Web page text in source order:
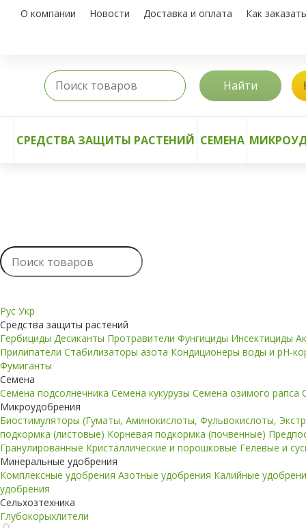
О компании Новости Доставка и оплата Как заказать
Найти
СРЕДСТВА ЗАЩИТЫ РАСТЕНИЙ СЕМЕНА
Рус Укр
Средства защиты растений
Гербициды Десиканты Протравители Фунгициды Инсектициды
Прилипатели Стабилизаторы азота Кондиционеры воды и pH-
Фумиганты
Семена
Семена подсолнечника Семена кукурузы Семена озимого рапса
Микроудобрения
Биостимуляторы (Гуматы, Аминокислоты, Фульвокислоты,
подкормка (листовые) Корневая подкормка (почвенные)
Гранулированные Кристаллические и порошковые Гелевые и
Минеральные удобрения
Комплексные удобрения Азотные удобрения Калийные
удобрения
Сельхозтехника
Глубокорыхлители